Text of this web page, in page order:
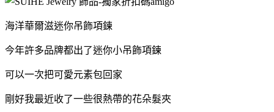
海洋華爾滋迷你吊飾項鍊
今年許多品牌都出了迷你小吊飾項鍊
可以一次把可愛元素包回家
剛好我最近收了一些很熱帶的花朵髮夾